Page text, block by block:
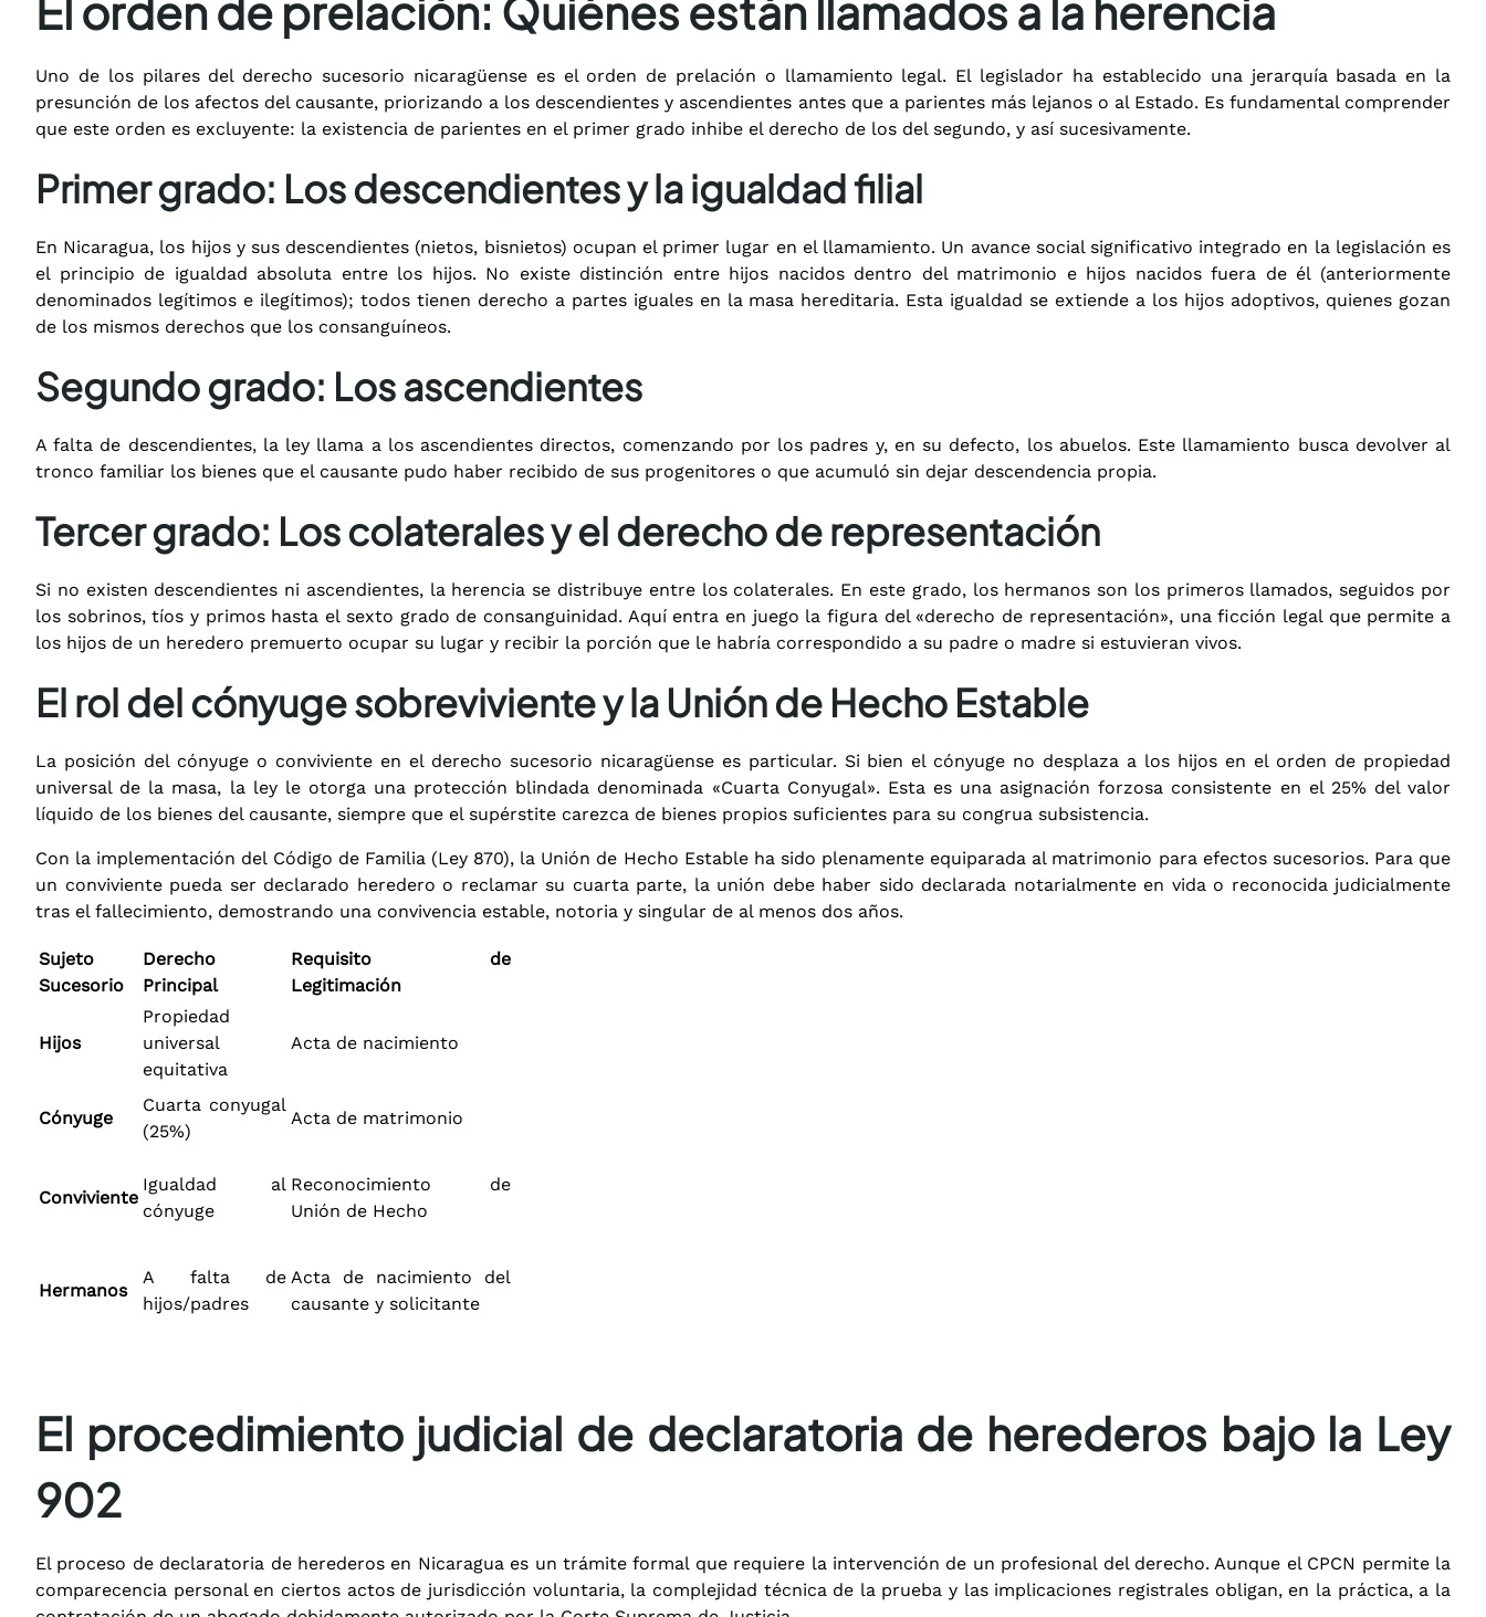
El orden de prelación: Quiénes están llamados a la herencia
Uno de los pilares del derecho sucesorio nicaragüense es el orden de prelación o llamamiento legal. El legislador ha establecido una jerarquía basada en la
presunción de los afectos del causante, priorizando a los descendientes y ascendientes antes que a parientes más lejanos o al Estado. Es fundamental comprender
que este orden es excluyente: la existencia de parientes en el primer grado inhibe el derecho de los del segundo, y así sucesivamente.
Primer grado: Los descendientes y la igualdad filial
En Nicaragua, los hijos y sus descendientes (nietos, bisnietos) ocupan el primer lugar en el llamamiento. Un avance social significativo integrado en la legislación es
el principio de igualdad absoluta entre los hijos. No existe distinción entre hijos nacidos dentro del matrimonio e hijos nacidos fuera de él (anteriormente
denominados legítimos e ilegítimos); todos tienen derecho a partes iguales en la masa hereditaria. Esta igualdad se extiende a los hijos adoptivos, quienes gozan
de los mismos derechos que los consanguíneos.
Segundo grado: Los ascendientes
A falta de descendientes, la ley llama a los ascendientes directos, comenzando por los padres y, en su defecto, los abuelos. Este llamamiento busca devolver al
tronco familiar los bienes que el causante pudo haber recibido de sus progenitores o que acumuló sin dejar descendencia propia.
Tercer grado: Los colaterales y el derecho de representación
Si no existen descendientes ni ascendientes, la herencia se distribuye entre los colaterales. En este grado, los hermanos son los primeros llamados, seguidos por
los sobrinos, tíos y primos hasta el sexto grado de consanguinidad. Aquí entra en juego la figura del «derecho de representación», una ficción legal que permite a
los hijos de un heredero premuerto ocupar su lugar y recibir la porción que le habría correspondido a su padre o madre si estuvieran vivos.
El rol del cónyuge sobreviviente y la Unión de Hecho Estable
La posición del cónyuge o conviviente en el derecho sucesorio nicaragüense es particular. Si bien el cónyuge no desplaza a los hijos en el orden de propiedad
universal de la masa, la ley le otorga una protección blindada denominada «Cuarta Conyugal». Esta es una asignación forzosa consistente en el 25% del valor
líquido de los bienes del causante, siempre que el supérstite carezca de bienes propios suficientes para su congrua subsistencia.
Con la implementación del Código de Familia (Ley 870), la Unión de Hecho Estable ha sido plenamente equiparada al matrimonio para efectos sucesorios. Para que
un conviviente pueda ser declarado heredero o reclamar su cuarta parte, la unión debe haber sido declarada notarialmente en vida o reconocida judicialmente
tras el fallecimiento, demostrando una convivencia estable, notoria y singular de al menos dos años.
Sujeto
Sucesorio
Derecho
Principal
Requisito de
Legitimación
Hijos
Propiedad
universal
equitativa
Acta de nacimiento
Cónyuge
Cuarta conyugal
(25%)
Acta de matrimonio
Conviviente
Igualdad al
cónyuge
Reconocimiento de
Unión de Hecho
Hermanos
A falta de
hijos/padres
Acta de nacimiento del
causante y solicitante
El procedimiento judicial de declaratoria de herederos bajo la Ley
902
El proceso de declaratoria de herederos en Nicaragua es un trámite formal que requiere la intervención de un profesional del derecho. Aunque el CPCN permite la
comparecencia personal en ciertos actos de jurisdicción voluntaria, la complejidad técnica de la prueba y las implicaciones registrales obligan, en la práctica, a la